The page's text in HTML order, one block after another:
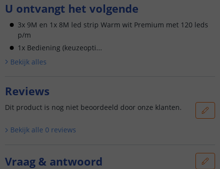
U ontvangt het volgende
3x 9M en 1x 8M led strip Warm wit Premium met 120 leds
p/m
1x Bediening (keuzeopti...
Bekijk alles
Reviews
Dit product is nog niet beoordeeld door onze klanten.
Bekijk alle 0 reviews
Vraag & antwoord